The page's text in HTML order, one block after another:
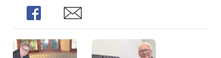
Share Share